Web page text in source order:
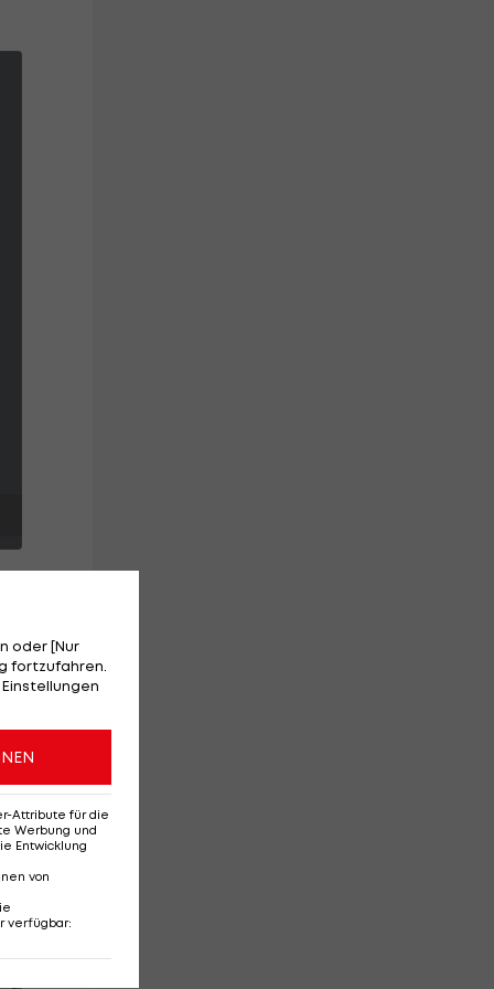
oder [Nur
fortzufahren.
Attribute für die
Werbung und
Entwicklung
von
verfügbar: